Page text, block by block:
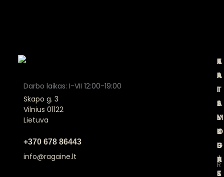
Darbo laikas: I-VII 12:00-19:00
Skapo g. 3
Vilnius 01122
Lietuva
+370 678 86443
info@ragaine.lt
A
P
I
E
M
U
S
R
K
A
T
A
L
O
G
A
S
T
A
I
S
Y
K
L
Ė
S
P
R
I
S
I
J
U
N
K